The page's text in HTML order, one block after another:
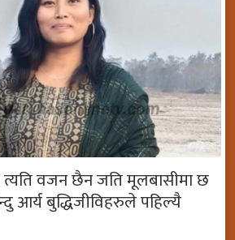
त्यति वजन छैन जति मूलबासीमा छ
आर्य बुद्धिजीविहरुले पहिल्यै